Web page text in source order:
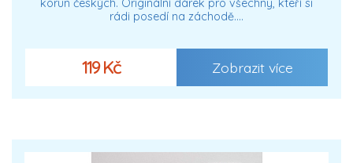
korun českých. Originální dárek pro všechny, kteří si
rádi posedí na záchodě.…
119 Kč Zobrazit více